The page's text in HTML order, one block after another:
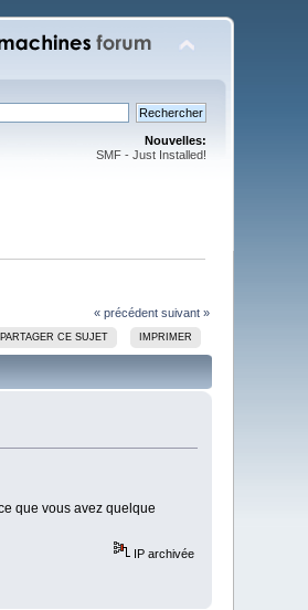
Nouvelles:
SMF - Just Installed!
« précédent suivant »
PARTAGER CE SUJET IMPRIMER
que vous avez quelque
IP archivée